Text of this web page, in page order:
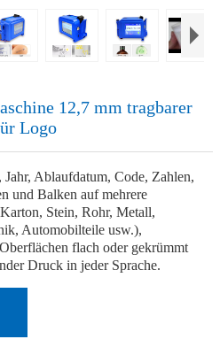
12,7 mm tragbarer
Logo
Ablaufdatum, Code, Zahlen,
und Balken auf mehrere
Stein, Rohr, Metall,
Automobilteile usw.),
flach oder gekrümmt
Druck in jeder Sprache.